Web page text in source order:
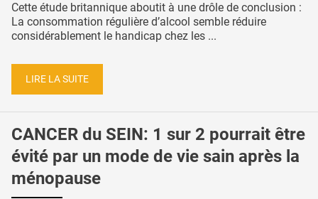
Cette étude britannique aboutit à une drôle de conclusion :
La consommation régulière d’alcool semble réduire
considérablement le handicap chez les ...
LIRE LA SUITE
CANCER du SEIN: 1 sur 2 pourrait être
évité par un mode de vie sain après la
ménopause